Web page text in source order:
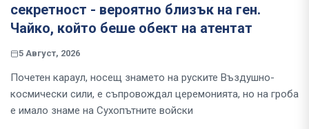
секретност - вероятно близък на ген.
Чайко, който беше обект на атентат
5 Август, 2026
Почетен караул, носещ знамето на руските Въздушно-
космически сили, е съпровождал церемонията, но на гроба
е имало знаме на Сухопътните войски